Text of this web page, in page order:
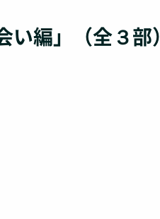
編」（全３部）